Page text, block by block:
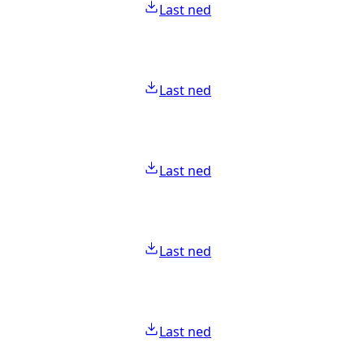
Last ned
Last ned
Last ned
Last ned
Last ned